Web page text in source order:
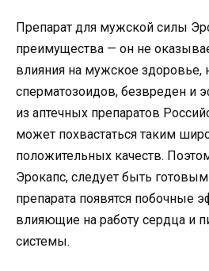
Препарат для мужской силы
преимущества — он не
влияния на мужское здоровье,
сперматозоидов, безвреден и
из аптечных препаратов
может похвастаться таким
положительных качеств.
Эрокапс, следует быть готовым
препарата появятся побочные
влияющие на работу сердца и
системы.